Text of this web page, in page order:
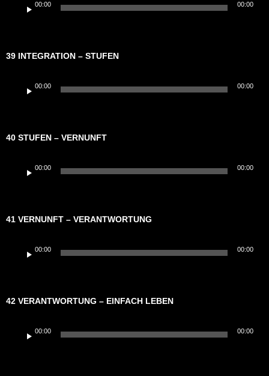
Player
00:00 00:00
39 INTEGRATION – STUFEN
Player
00:00 00:00
40 STUFEN – VERNUNFT
Player
00:00 00:00
41 VERNUNFT – VERANTWORTUNG
Player
00:00 00:00
42 VERANTWORTUNG – EINFACH LEBEN
Player
00:00 00:00